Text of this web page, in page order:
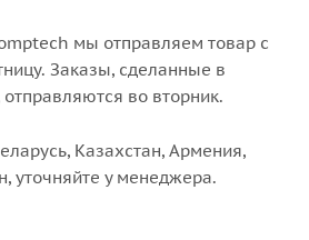
мы отправляем товар с
Заказы, сделанные в
во вторник.
Казахстан, Армения,
уточняйте у менеджера.